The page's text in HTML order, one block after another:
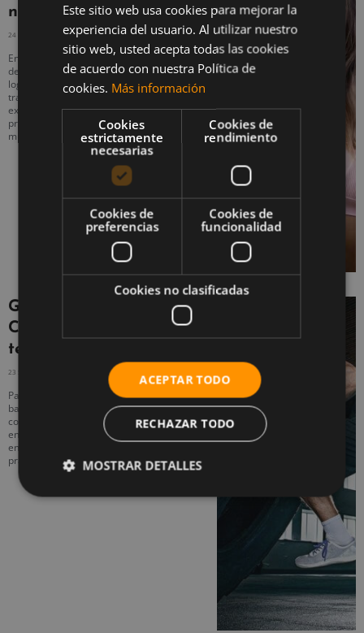
natural y ganar músculo
24 SEPTIEMBRE, 2020 NO HAY COMENTARIOS
Entrenar para aumentar la testosterona
de forma natural es clave para poder
lograr un buen desarrollo muscular. Se
trata de la hormona masculina por
excelencia, pese a que también está
presente en menor proporción en las
mujeres.
Ganar músculo haciendo
Crossfit: 15 consejos a
tener en cuenta
23 SEPTIEMBRE, 2020 NO HAY COMENTARIOS
Para ganar músculo haciendo Crossfit no
basta con entrenar de forma intensa y
constante, sino que es necesario tener
en cuenta varios principios que inciden
en el desarrollo muscular al realizar esta
práctica.
Este sitio web usa cookies para mejorar la
experiencia del usuario. Al utilizar nuestro
sitio web, usted acepta todas las cookies
de acuerdo con nuestra Política de
cookies. Más información
Cookies
estrictamente
necesarias
Cookies de
rendimiento
Cookies de
preferencias
Cookies de
funcionalidad
Cookies no clasificadas
ACEPTAR TODO
RECHAZAR TODO
MOSTRAR DETALLES